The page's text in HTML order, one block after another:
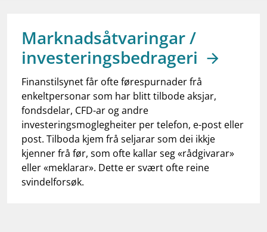
dashboardInformasjon for investorer
notifications_noneAbonner på nyhetsvarsel
Marknadsåtvaringar /
investeringsbedrageri
Finanstilsynet får ofte førespurnader frå
enkeltpersonar som har blitt tilbode aksjar,
fondsdelar, CFD-ar og andre
investeringsmoglegheiter per telefon, e-post eller
post. Tilboda kjem frå seljarar som dei ikkje
kjenner frå før, som ofte kallar seg «rådgivarar»
eller «meklarar». Dette er svært ofte reine
svindelforsøk.